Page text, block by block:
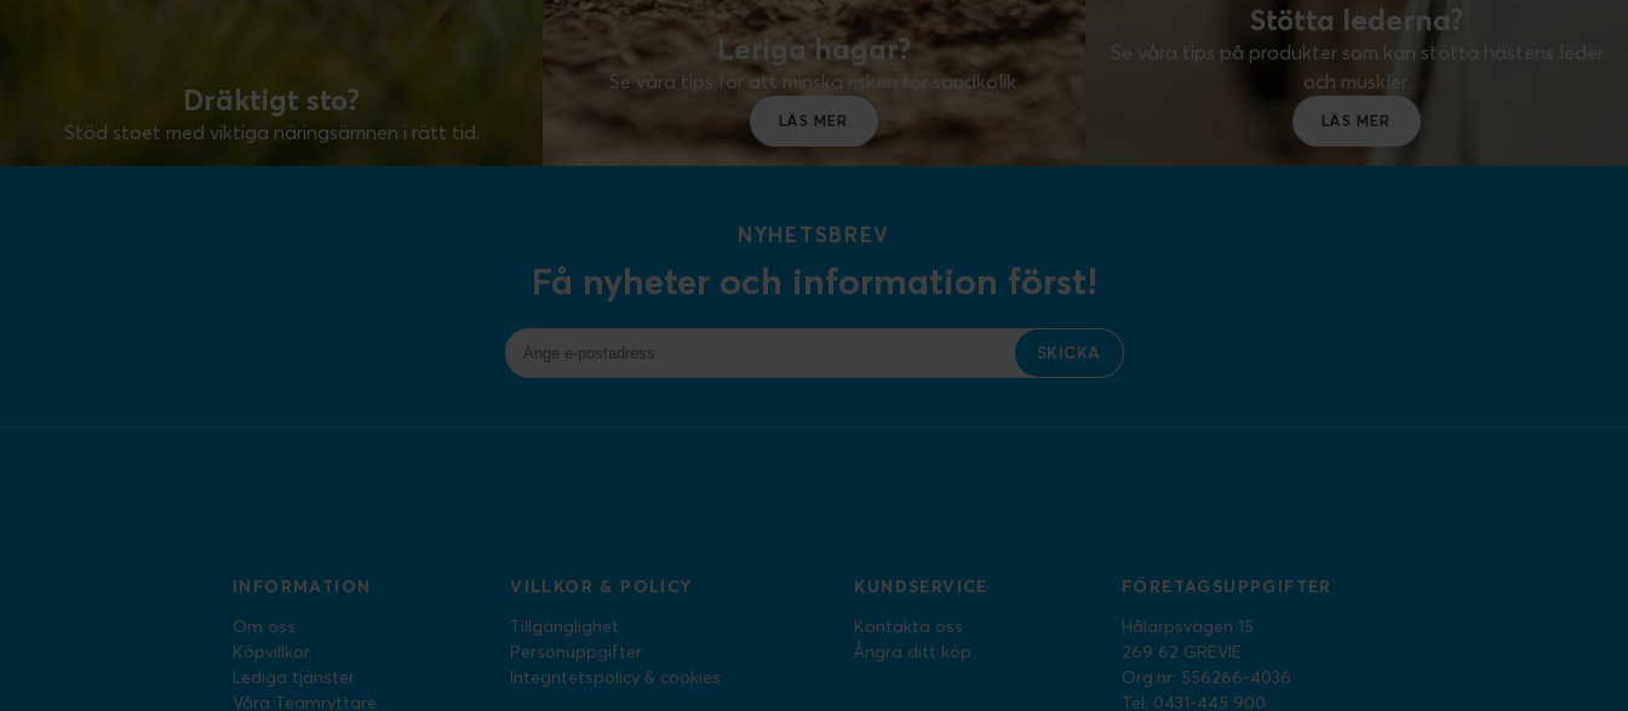
Dräktigt sto?
Stöd stoet med viktiga näringsämnen i rätt tid.
Leriga hagar?
Se våra tips för att minska risken för sandkolik.
LÄS MER
Stötta lederna?
Se våra tips på produkter som kan stötta hästens leder
och muskler.
LÄS MER
NYHETSBREV
Få nyheter och information först!
SKICKA
INFORMATION
Om oss
Köpvillkor
Lediga tjänster
Våra Teamryttare
VILLKOR & POLICY
Tillgänglighet
Personuppgifter
Integritetspolicy & cookies
KUNDSERVICE
Kontakta oss
Ångra ditt köp
FÖRETAGSUPPGIFTER
Hålarpsvägen 15
269 62 GREVIE
Org.nr: 556266-4036
Tel: 0431-445 900